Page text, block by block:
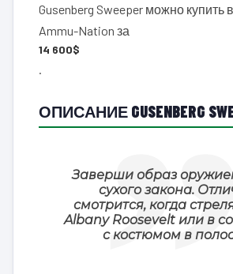
Gusenberg Sweeper можно купить в
Ammu-Nation за
14 600$
ОПИСАНИЕ GUSENBERG
Заверши образ
сухого закона.
смотрится, когда
Albany Roosevelt или в
с костюмом в